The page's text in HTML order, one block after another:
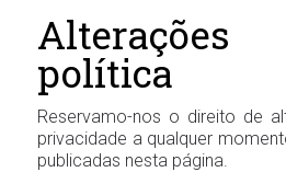
política
Reservamo-nos o direito de
privacidade a qualquer
publicadas nesta página.